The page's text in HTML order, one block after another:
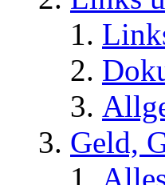
Geld,